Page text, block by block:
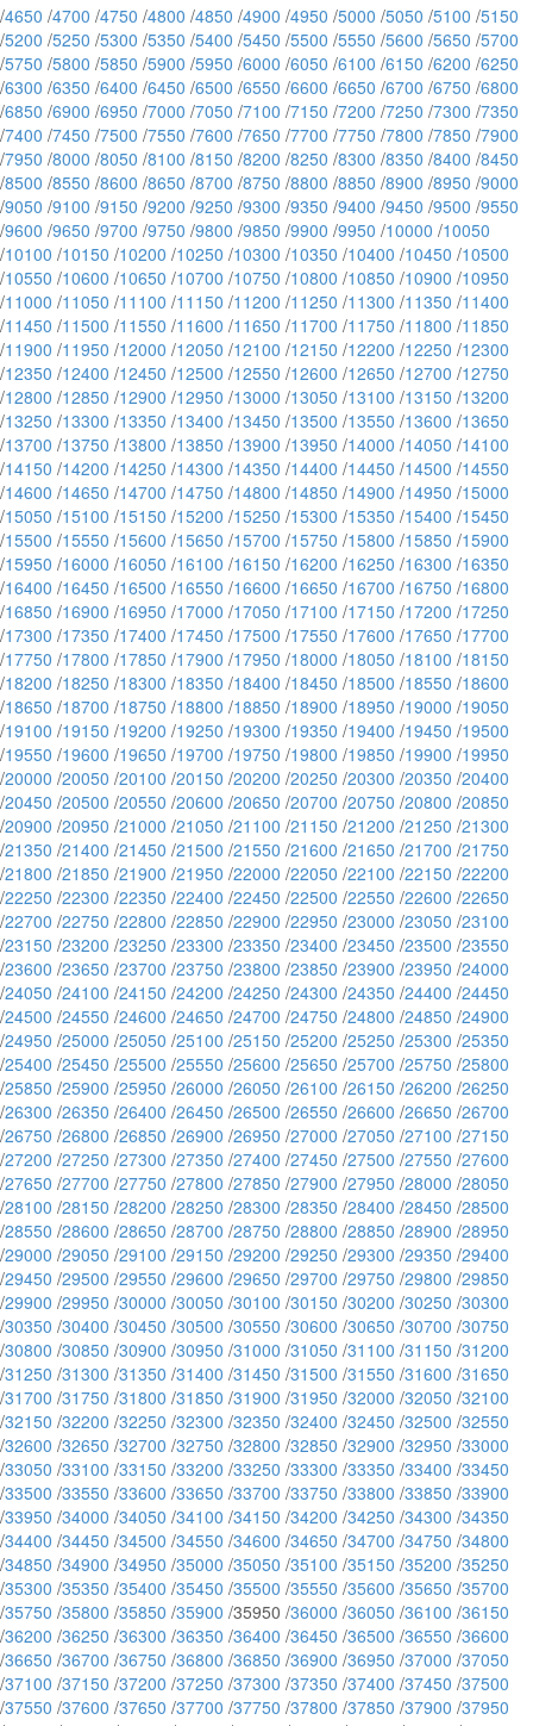
/4650 /4700 /4750 /4800 /4850 /4900 /4950 /5000 /5050 /5100 /5150
/5200 /5250 /5300 /5350 /5400 /5450 /5500 /5550 /5600 /5650 /5700
/5750 /5800 /5850 /5900 /5950 /6000 /6050 /6100 /6150 /6200 /6250
/6300 /6350 /6400 /6450 /6500 /6550 /6600 /6650 /6700 /6750 /6800
/6850 /6900 /6950 /7000 /7050 /7100 /7150 /7200 /7250 /7300 /7350
/7400 /7450 /7500 /7550 /7600 /7650 /7700 /7750 /7800 /7850 /7900
/7950 /8000 /8050 /8100 /8150 /8200 /8250 /8300 /8350 /8400 /8450
/8500 /8550 /8600 /8650 /8700 /8750 /8800 /8850 /8900 /8950 /9000
/9050 /9100 /9150 /9200 /9250 /9300 /9350 /9400 /9450 /9500 /9550
/9600 /9650 /9700 /9750 /9800 /9850 /9900 /9950 /10000 /10050
/10100 /10150 /10200 /10250 /10300 /10350 /10400 /10450 /10500
/10550 /10600 /10650 /10700 /10750 /10800 /10850 /10900 /10950
/11000 /11050 /11100 /11150 /11200 /11250 /11300 /11350 /11400
/11450 /11500 /11550 /11600 /11650 /11700 /11750 /11800 /11850
/11900 /11950 /12000 /12050 /12100 /12150 /12200 /12250 /12300
/12350 /12400 /12450 /12500 /12550 /12600 /12650 /12700 /12750
/12800 /12850 /12900 /12950 /13000 /13050 /13100 /13150 /13200
/13250 /13300 /13350 /13400 /13450 /13500 /13550 /13600 /13650
/13700 /13750 /13800 /13850 /13900 /13950 /14000 /14050 /14100
/14150 /14200 /14250 /14300 /14350 /14400 /14450 /14500 /14550
/14600 /14650 /14700 /14750 /14800 /14850 /14900 /14950 /15000
/15050 /15100 /15150 /15200 /15250 /15300 /15350 /15400 /15450
/15500 /15550 /15600 /15650 /15700 /15750 /15800 /15850 /15900
/15950 /16000 /16050 /16100 /16150 /16200 /16250 /16300 /16350
/16400 /16450 /16500 /16550 /16600 /16650 /16700 /16750 /16800
/16850 /16900 /16950 /17000 /17050 /17100 /17150 /17200 /17250
/17300 /17350 /17400 /17450 /17500 /17550 /17600 /17650 /17700
/17750 /17800 /17850 /17900 /17950 /18000 /18050 /18100 /18150
/18200 /18250 /18300 /18350 /18400 /18450 /18500 /18550 /18600
/18650 /18700 /18750 /18800 /18850 /18900 /18950 /19000 /19050
/19100 /19150 /19200 /19250 /19300 /19350 /19400 /19450 /19500
/19550 /19600 /19650 /19700 /19750 /19800 /19850 /19900 /19950
/20000 /20050 /20100 /20150 /20200 /20250 /20300 /20350 /20400
/20450 /20500 /20550 /20600 /20650 /20700 /20750 /20800 /20850
/20900 /20950 /21000 /21050 /21100 /21150 /21200 /21250 /21300
/21350 /21400 /21450 /21500 /21550 /21600 /21650 /21700 /21750
/21800 /21850 /21900 /21950 /22000 /22050 /22100 /22150 /22200
/22250 /22300 /22350 /22400 /22450 /22500 /22550 /22600 /22650
/22700 /22750 /22800 /22850 /22900 /22950 /23000 /23050 /23100
/23150 /23200 /23250 /23300 /23350 /23400 /23450 /23500 /23550
/23600 /23650 /23700 /23750 /23800 /23850 /23900 /23950 /24000
/24050 /24100 /24150 /24200 /24250 /24300 /24350 /24400 /24450
/24500 /24550 /24600 /24650 /24700 /24750 /24800 /24850 /24900
/24950 /25000 /25050 /25100 /25150 /25200 /25250 /25300 /25350
/25400 /25450 /25500 /25550 /25600 /25650 /25700 /25750 /25800
/25850 /25900 /25950 /26000 /26050 /26100 /26150 /26200 /26250
/26300 /26350 /26400 /26450 /26500 /26550 /26600 /26650 /26700
/26750 /26800 /26850 /26900 /26950 /27000 /27050 /27100 /27150
/27200 /27250 /27300 /27350 /27400 /27450 /27500 /27550 /27600
/27650 /27700 /27750 /27800 /27850 /27900 /27950 /28000 /28050
/28100 /28150 /28200 /28250 /28300 /28350 /28400 /28450 /28500
/28550 /28600 /28650 /28700 /28750 /28800 /28850 /28900 /28950
/29000 /29050 /29100 /29150 /29200 /29250 /29300 /29350 /29400
/29450 /29500 /29550 /29600 /29650 /29700 /29750 /29800 /29850
/29900 /29950 /30000 /30050 /30100 /30150 /30200 /30250 /30300
/30350 /30400 /30450 /30500 /30550 /30600 /30650 /30700 /30750
/30800 /30850 /30900 /30950 /31000 /31050 /31100 /31150 /31200
/31250 /31300 /31350 /31400 /31450 /31500 /31550 /31600 /31650
/31700 /31750 /31800 /31850 /31900 /31950 /32000 /32050 /32100
/32150 /32200 /32250 /32300 /32350 /32400 /32450 /32500 /32550
/32600 /32650 /32700 /32750 /32800 /32850 /32900 /32950 /33000
/33050 /33100 /33150 /33200 /33250 /33300 /33350 /33400 /33450
/33500 /33550 /33600 /33650 /33700 /33750 /33800 /33850 /33900
/33950 /34000 /34050 /34100 /34150 /34200 /34250 /34300 /34350
/34400 /34450 /34500 /34550 /34600 /34650 /34700 /34750 /34800
/34850 /34900 /34950 /35000 /35050 /35100 /35150 /35200 /35250
/35300 /35350 /35400 /35450 /35500 /35550 /35600 /35650 /35700
/35750 /35800 /35850 /35900 /35950 /36000 /36050 /36100 /36150
/36200 /36250 /36300 /36350 /36400 /36450 /36500 /36550 /36600
/36650 /36700 /36750 /36800 /36850 /36900 /36950 /37000 /37050
/37100 /37150 /37200 /37250 /37300 /37350 /37400 /37450 /37500
/37550 /37600 /37650 /37700 /37750 /37800 /37850 /37900 /37950